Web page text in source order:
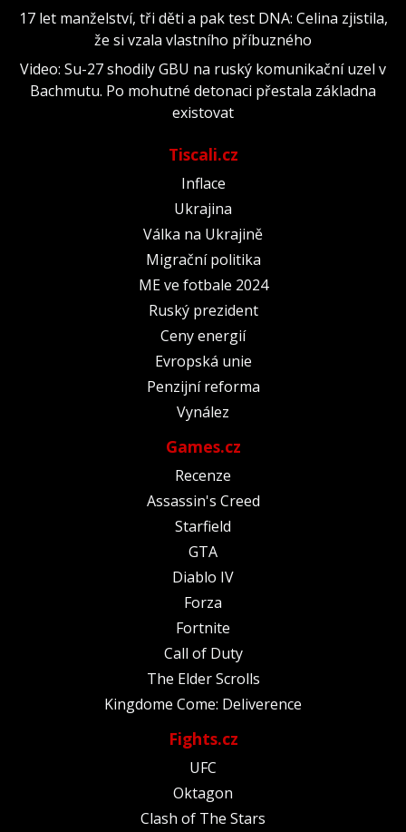
17 let manželství, tři děti a pak test DNA: Celina zjistila,
že si vzala vlastního příbuzného
Video: Su-27 shodily GBU na ruský komunikační uzel v
Bachmutu. Po mohutné detonaci přestala základna
existovat
Tiscali.cz
Inflace
Ukrajina
Válka na Ukrajině
Migrační politika
ME ve fotbale 2024
Ruský prezident
Ceny energií
Evropská unie
Penzijní reforma
Vynález
Games.cz
Recenze
Assassin's Creed
Starfield
GTA
Diablo IV
Forza
Fortnite
Call of Duty
The Elder Scrolls
Kingdome Come: Deliverence
Fights.cz
UFC
Oktagon
Clash of The Stars